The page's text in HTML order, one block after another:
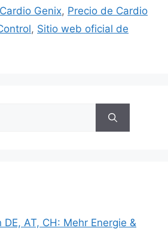
Genix, Precio de Cardio
, Sitio web oficial de
DE, AT, CH: Mehr Energie &